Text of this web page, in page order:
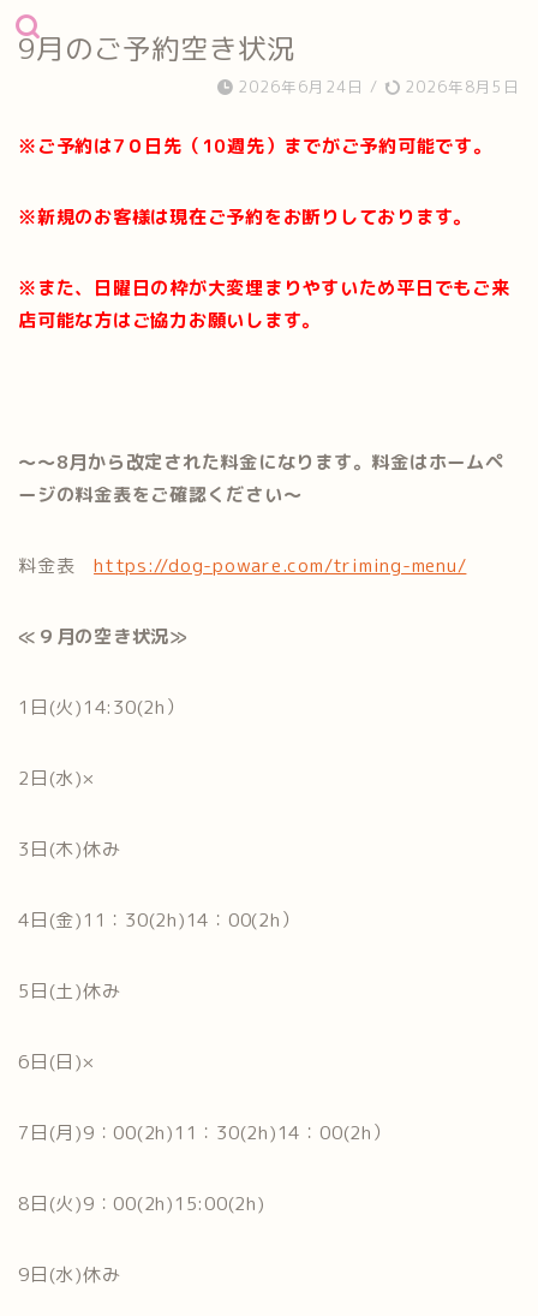
9月のご予約空き状況
2026年6月24日 / 2026年8月5日
※ご予約は7０日先（10週先）までがご予約可能です。
※新規のお客様は現在ご予約をお断りしております。
※また、日曜日の枠が大変埋まりやすいため平日でもご来
店可能な方はご協力お願いします。
～～8月から改定された料金になります。料金はホームペ
ージの料金表をご確認ください～
料金表https://dog-poware.com/triming-menu/
≪９月の空き状況≫
1日(火)14:30(2h）
2日(水)×
3日(木)休み
4日(金)11：30(2h)14：00(2h）
5日(土)休み
6日(日)×
7日(月)9：00(2h)11：30(2h)14：00(2h）
8日(火)9：00(2h)15:00(2h)
9日(水)休み